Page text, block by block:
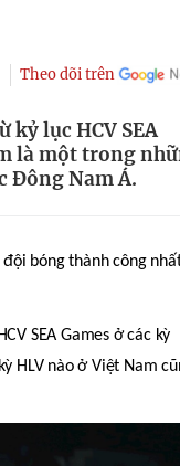
Theo dõi trên
lục HCV SEA
là một trong
Đông Nam Á.
bóng thành công
SEA Games ở các kỳ
HLV nào ở Việt Nam